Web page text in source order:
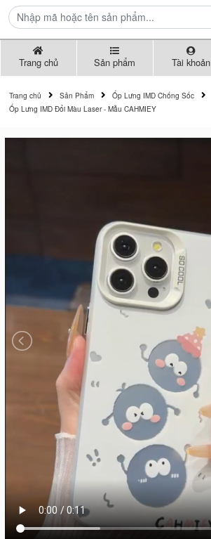
Trang chủ Sản phẩm Tài khoản
Trang chủ Sản Phẩm
Ốp Lưng IMD Chống Sốc
Ốp Lưng IMD Đổi Màu Laser - Mẫu CAHMIEY